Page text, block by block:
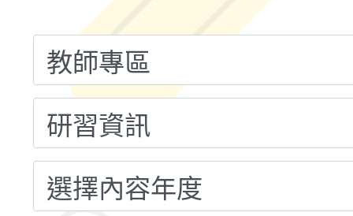
計畫子計畫十一-2：國
小時認證研習計畫」
115年度「教育部表揚
義教育推展貢獻獎」實